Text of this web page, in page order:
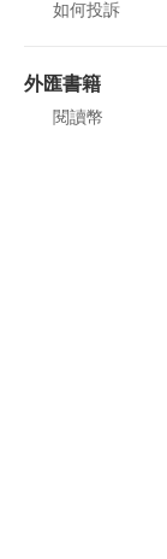
如何投訴
外匯書籍
閱讀幣